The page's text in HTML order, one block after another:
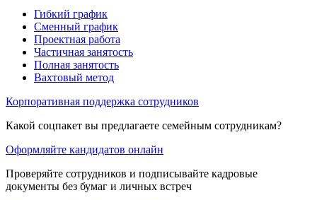
Гибкий график
Сменный график
Проектная работа
Частичная занятость
Полная занятость
Вахтовый метод
Корпоративная поддержка сотрудников
Какой соцпакет вы предлагаете семейным сотрудникам?
Оформляйте кандидатов онлайн
Проверяйте сотрудников и подписывайте кадровые
документы без бумаг и личных встреч